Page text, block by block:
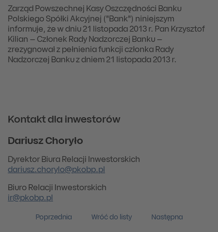
Zarząd Powszechnej Kasy Oszczędności Banku
Polskiego Spółki Akcyjnej ("Bank") niniejszym
informuje, że w dniu 21 listopada 2013 r. Pan Krzysztof
Kilian – Członek Rady Nadzorczej Banku –
zrezygnował z pełnienia funkcji członka Rady
Nadzorczej Banku z dniem 21 listopada 2013 r.
Kontakt dla inwestorów
Dariusz Choryło
Dyrektor Biura Relacji Inwestorskich
dariusz.chorylo@pkobp.pl
Biuro Relacji Inwestorskich
ir@pkobp.pl
Poprzednia Wróć do listy Następna